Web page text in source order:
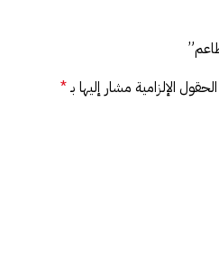
الحقول الإلزامية مشار إليها بـ*